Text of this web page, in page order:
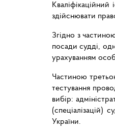
здійснювати
Згідно з
посади судді,
урахуванням
Частиною
тестування
вибір:
(спеціалізацій)
України.